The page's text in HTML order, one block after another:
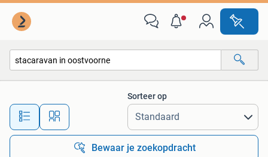
Alle afstanden…
Sorteer op
Bewaar je zoekopdracht